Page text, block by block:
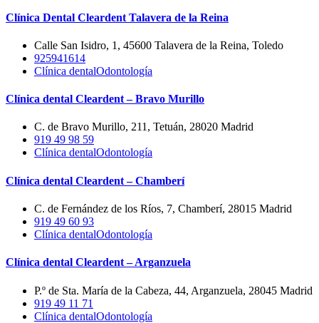
Clínica Dental Cleardent Talavera de la Reina
Calle San Isidro, 1, 45600 Talavera de la Reina, Toledo
925941614
Clínica dentalOdontología
Clínica dental Cleardent – Bravo Murillo
C. de Bravo Murillo, 211, Tetuán, 28020 Madrid
919 49 98 59
Clínica dentalOdontología
Clínica dental Cleardent – Chamberí
C. de Fernández de los Ríos, 7, Chamberí, 28015 Madrid
919 49 60 93
Clínica dentalOdontología
Clínica dental Cleardent – Arganzuela
P.º de Sta. María de la Cabeza, 44, Arganzuela, 28045 Madrid
919 49 11 71
Clínica dentalOdontología